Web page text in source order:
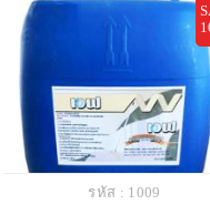
รหัส : 1009